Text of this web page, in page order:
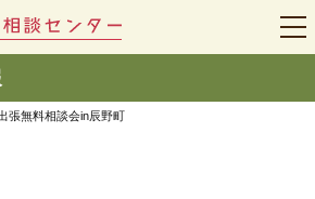
t
l
張無料相談会in辰野町